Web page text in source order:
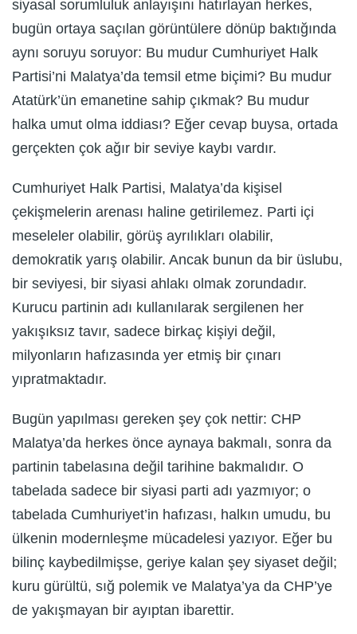
siyasal sorumluluk anlayışını hatırlayan herkes,
bugün ortaya saçılan görüntülere dönüp baktığında
aynı soruyu soruyor: Bu mudur Cumhuriyet Halk
Partisi’ni Malatya’da temsil etme biçimi? Bu mudur
Atatürk’ün emanetine sahip çıkmak? Bu mudur
halka umut olma iddiası? Eğer cevap buysa, ortada
gerçekten çok ağır bir seviye kaybı vardır.
Cumhuriyet Halk Partisi, Malatya’da kişisel
çekişmelerin arenası haline getirilemez. Parti içi
meseleler olabilir, görüş ayrılıkları olabilir,
demokratik yarış olabilir. Ancak bunun da bir üslubu,
bir seviyesi, bir siyasi ahlakı olmak zorundadır.
Kurucu partinin adı kullanılarak sergilenen her
yakışıksız tavır, sadece birkaç kişiyi değil,
milyonların hafızasında yer etmiş bir çınarı
yıpratmaktadır.
Bugün yapılması gereken şey çok nettir: CHP
Malatya’da herkes önce aynaya bakmalı, sonra da
partinin tabelasına değil tarihine bakmalıdır. O
tabelada sadece bir siyasi parti adı yazmıyor; o
tabelada Cumhuriyet’in hafızası, halkın umudu, bu
ülkenin modernleşme mücadelesi yazıyor. Eğer bu
bilinç kaybedilmişse, geriye kalan şey siyaset değil;
kuru gürültü, sığ polemik ve Malatya’ya da CHP’ye
de yakışmayan bir ayıptan ibarettir.